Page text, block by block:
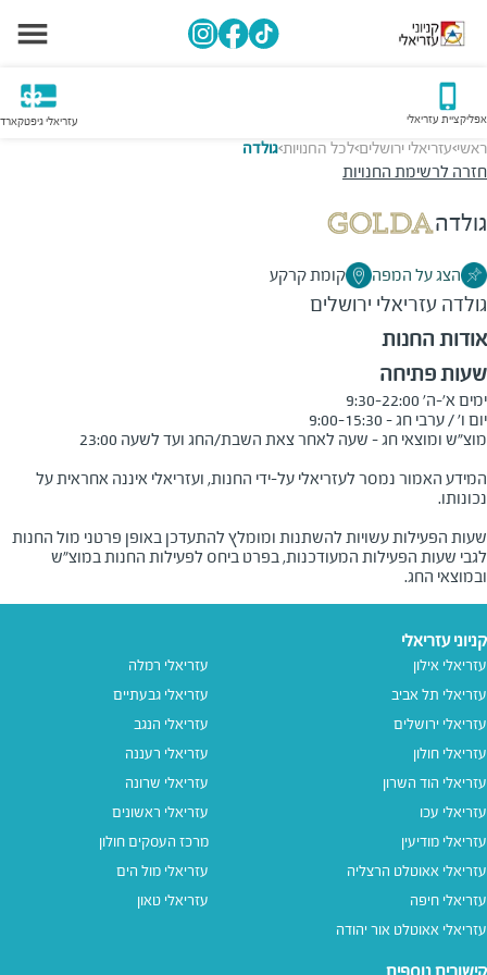
אפליקציית עזריאלי עזריאלי גיפטקארד
ראשי>עזריאלי ירושלים>לכל החנויות>גולדה
חזרה לרשימת החנויות
גולדה
הצג על המפה קומת קרקע
גולדה עזריאלי ירושלים
אודות החנות
שעות פתיחה
המידע האמור נמסר לעזריאלי על-ידי החנות, ועזריאלי איננה אחראית על
שעות הפעילות עשויות להשתנות ומומלץ להתעדכן באופן פרטני מול החנות
לגבי שעות הפעילות המעודכנות, בפרט ביחס לפעילות החנות במוצ"ש
ובמוצאי החג.
קניוני עזריאלי
עזריאלי אילון
עזריאלי תל אביב
עזריאלי ירושלים
עזריאלי חולון
עזריאלי הוד השרון
עזריאלי עכו
עזריאלי מודיעין
עזריאלי אאוטלט הרצליה
עזריאלי חיפה
עזריאלי אאוטלט אור יהודה
עזריאלי רמלה
עזריאלי גבעתיים
עזריאלי הנגב
עזריאלי רעננה
עזריאלי שרונה
עזריאלי ראשונים
מרכז העסקים חולון
עזריאלי מול הים
עזריאלי טאון